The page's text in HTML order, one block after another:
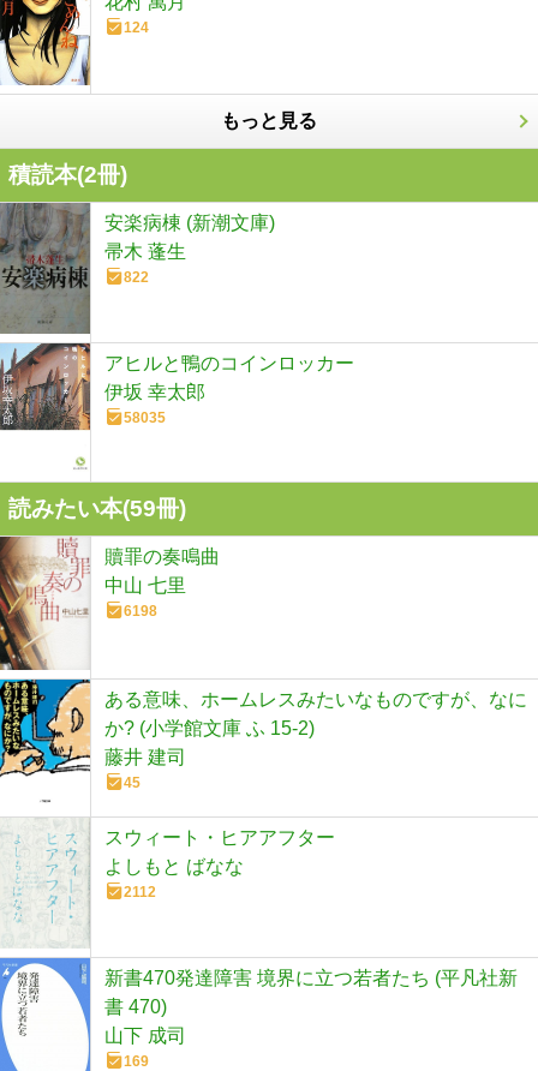
124
もっと見る
積読本(2冊)
安楽病棟 (新潮文庫)
帚木 蓬生
822
アヒルと鴨のコインロッカー
伊坂 幸太郎
58035
読みたい本(59冊)
贖罪の奏鳴曲
中山 七里
6198
ある意味、ホームレスみたいなものですが、なに
か? (小学館文庫 ふ 15-2)
藤井 建司
45
スウィート・ヒアアフター
よしもと ばなな
2112
新書470発達障害 境界に立つ若者たち (平凡社新
書 470)
山下 成司
169